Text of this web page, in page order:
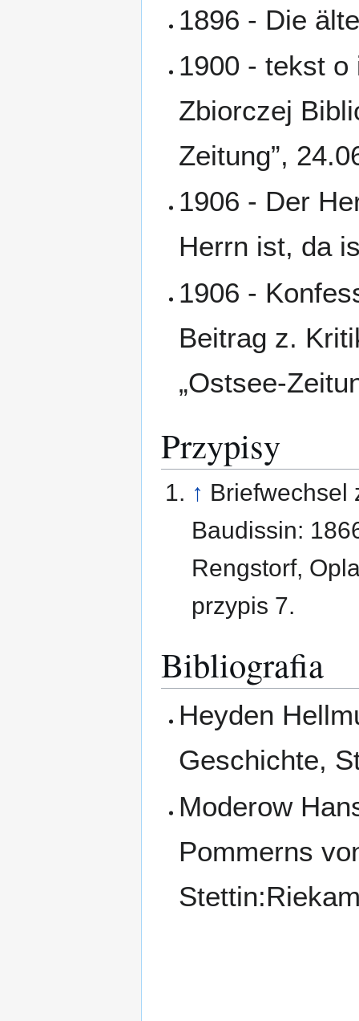
1896 - Die
1900 - tekst o
Zbiorczej
Zeitung”,
1906 - Der
Herrn ist, da
1906 -
Beitrag z.
„Ostsee-
Przypisy
↑ Briefwechsel
Baudissin:
Rengstorf,
przypis 7.
Bibliografia
Heyden
Geschichte,
Moderow
Pommerns